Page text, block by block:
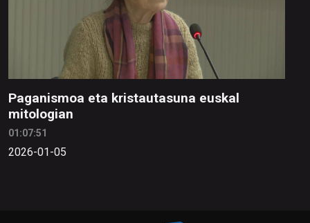
Paganismoa eta kristautasuna euskal
mitologian
01:07:51
2026-01-05